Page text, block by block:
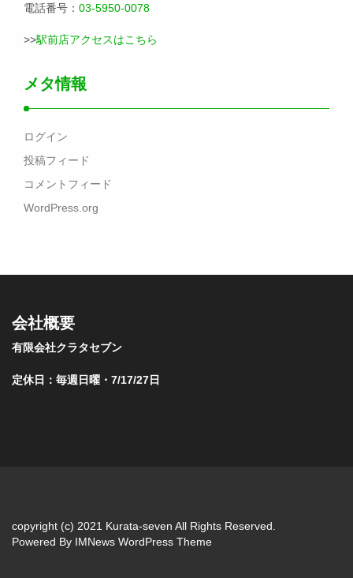
電話番号： 03-5950-0078
>>駅前店アクセスはこちら
メタ情報
ログイン
投稿フィード
コメントフィード
WordPress.org
会社概要
有限会社クラタセブン
定休日：毎週日曜・7/17/27日
copyright (c) 2021 Kurata-seven All Rights Reserved.
Powered By IMNews WordPress Theme